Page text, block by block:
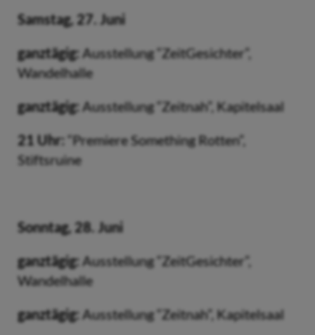
Samstag, 27. Juni
ganztägig: Ausstellung “ZeitGesichter”,
Wandelhalle
ganztägig: Ausstellung “Zeitnah”, Kapitelsaal
21 Uhr: “Premiere Something Rotten”,
Stiftsruine
Sonntag, 28. Juni
ganztägig: Ausstellung “ZeitGesichter”,
Wandelhalle
ganztägig: Ausstellung “Zeitnah”, Kapitelsaal